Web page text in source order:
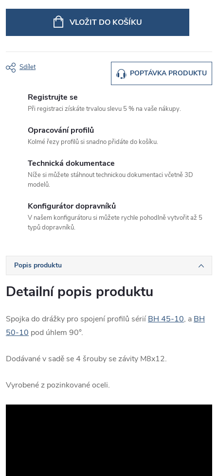
VLOŽIT DO KOŠÍKU
POPTÁVKA PRODUKTU
Sdílet
Registrujte se
Při registraci získáte trvalou slevu 5 % na vaše nákupy.
Opracování profilů
Kolmé řezy profilů si snadno přidáte do košíku.
Technická dokumentace
Níže si můžete stáhnout technickou dokumentaci včetně 3D
modelů.
Konfigurátor dopravníků
V našem konfigurátoru si můžete rychle pohodlně vytvořit až 5
typů dopravníků.
Popis produktu
Detailní popis produktu
Spojka do drážky pro spojení profilů sériíBH 45-10, aBH
50-10 pod úhlem 90°.
Dodávané v sadě se 4 šrouby se závity M8x12.
Vyrobené z pozinkované oceli.